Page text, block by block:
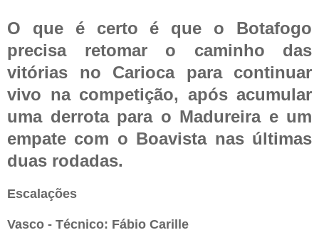
O que é certo é que o Botafogo
precisa retomar o caminho das
vitórias no Carioca para continuar
vivo na competição, após acumular
uma derrota para o Madureira e um
empate com o Boavista nas últimas
duas rodadas.
Escalações
Vasco - Técnico: Fábio Carille